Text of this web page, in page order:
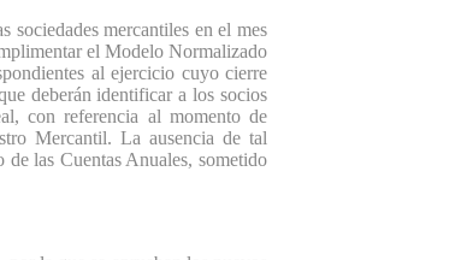
mercantiles en el mes
el Modelo Normalizado
al ejercicio cuyo cierre
deberán identificar a los socios
con referencia al momento de
Mercantil. La ausencia de tal
las Cuentas Anuales, sometido